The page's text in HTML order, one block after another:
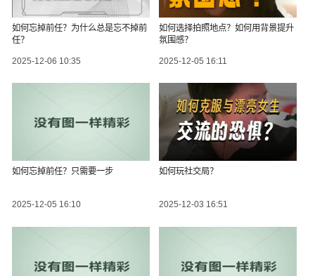
如何忘掉前任？为什么总是忘不掉前
任？
2025-12-06 10:35
如何选择拍照地点？如何用背景提升
氛围感？
2025-12-05 16:11
如何忘掉前任？只需要一步
2025-12-05 16:10
如何玩社交局？
2025-12-03 16:51